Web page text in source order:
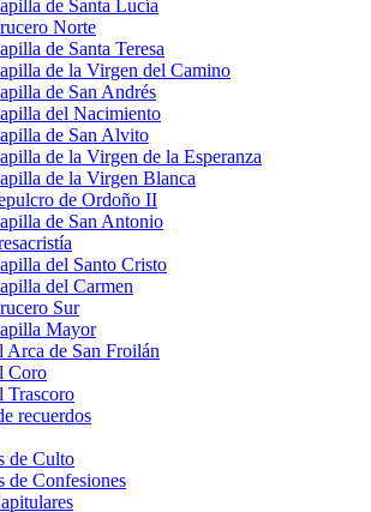
de Santa Lucía
Norte
de Santa Teresa
de la Virgen del Camino
de San Andrés
del Nacimiento
de San Alvito
de la Virgen de la Esperanza
de la Virgen Blanca
de Ordoño II
de San Antonio
del Santo Cristo
del Carmen
Sur
Mayor
Arca de San Froilán
Coro
Trascoro
recuerdos
de Culto
de Confesiones